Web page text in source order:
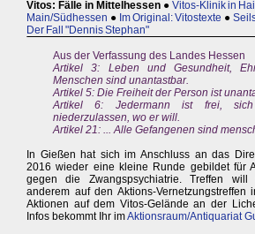
Vitos: Fälle in Mittelhessen ● Vitos-Klinik in
Main/Südhessen ● Im Original: Vitostexte ●
Der Fall "Dennis Stephan"
Aus der Verfassung des Landes Hessen
Artikel 3: Leben und Gesundheit,
Menschen sind unantastbar.
Artikel 5: Die Freiheit der Person ist
Artikel 6: Jedermann ist frei, sich
niederzulassen, wo er will.
Artikel 21: ... Alle Gefangenen sind
In Gießen hat sich im Anschluss an das
2016 wieder eine kleine Runde gebildet für
gegen die Zwangspsychiatrie. Treffen
anderem auf den Aktions-Vernetzungstreffen
Aktionen auf dem Vitos-Gelände an der
Infos bekommt Ihr imAktionsraum/Antiquariat